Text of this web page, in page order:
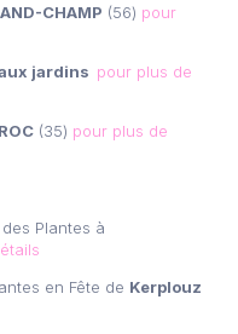
CHAMP (56) pour
jardins pour plus de
(35) pour plus de
Plantes à
en Fête de Kerplouz